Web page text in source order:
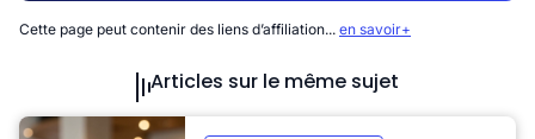
Cette page peut contenir des liens d’affiliation... en savoir+
Articles sur le même sujet